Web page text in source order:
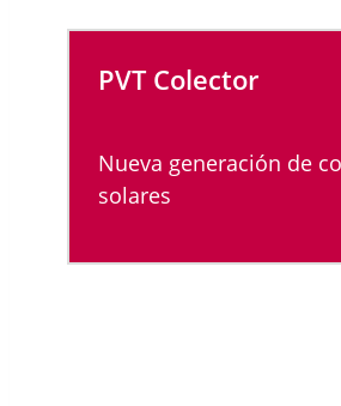
PVT Colector
Nueva generación de
solares